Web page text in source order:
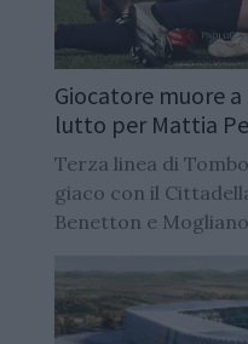
Giocatore muore a
lutto per Mattia
Terza linea di
giaco con il
Benetton e Mogliano